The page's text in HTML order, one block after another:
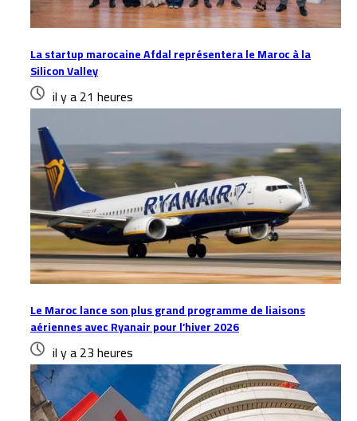
La startup marocaine Afdal représentera le Maroc à la
Silicon Valley
il y a 21 heures
Le Maroc lance son plus grand programme de liaisons
aériennes avec Ryanair pour l’hiver 2026
il y a 23 heures